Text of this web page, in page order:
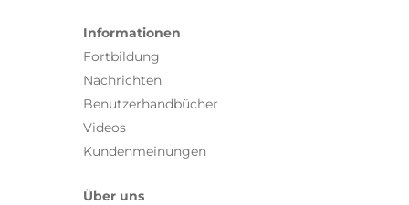
Informationen
Fortbildung
Nachrichten
Benutzerhandbücher
Videos
Kundenmeinungen
Über uns